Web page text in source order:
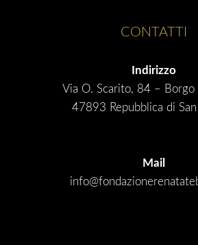
CONTATTI
Indirizzo
Via O. Scarito, 84 – Borgo
47893 Repubblica di
Mail